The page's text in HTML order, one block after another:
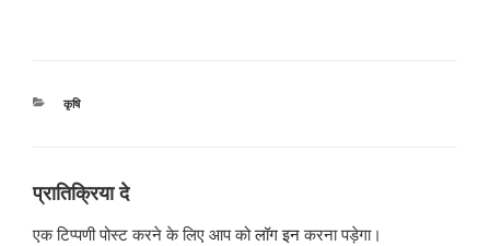
श्रेणियाँ
कृषि
प्रातिक्रिया दे
एक टिप्पणी पोस्ट करने के लिए आप कोलॉग इनकरना पड़ेगा।